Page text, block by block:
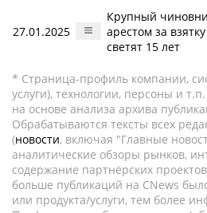
27.01.2025
Крупный
арестом за
светят 15 лет
* Страница-профиль компании,
услуги), технологии, персоны и
на основе анализа архива
Обрабатываются тексты всех
(новости, включая "Главные
аналитические обзоры рынков,
содержание партнёрских
больше публикаций на CNews
или продукта/услуги, тем более